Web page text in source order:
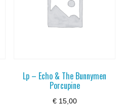
Lp – Echo & The Bunnymen
Porcupine
€15,00